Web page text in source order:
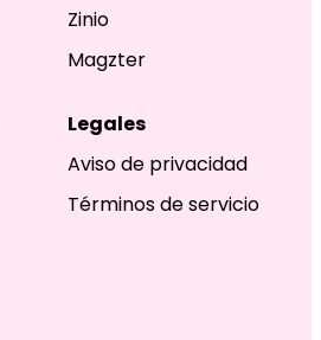
Zinio
Magzter
Legales
Aviso de privacidad
Términos de servicio